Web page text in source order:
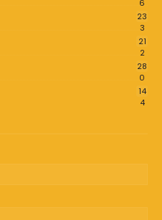
6
23
3
21
2
28
0
14
4